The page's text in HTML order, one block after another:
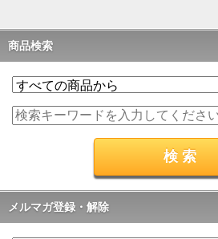
商品検索
メルマガ登録・解除